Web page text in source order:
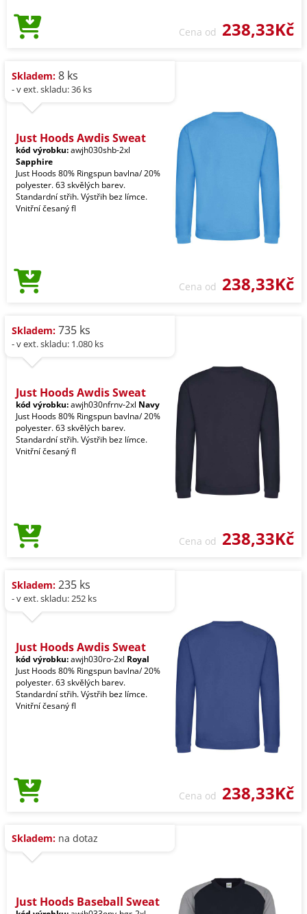
Cena od 238,33Kč
Skladem: 8 ks
- v ext. skladu: 36 ks
Just Hoods Awdis Sweat
kód výrobku:awjh030shb-2xl
Sapphire
Just Hoods 80% Ringspun bavlna/ 20%
polyester. 63 skvělých barev.
Standardní střih. Výstřih bez límce.
Vnitřní česaný fl
Cena od 238,33Kč
Skladem: 735 ks
- v ext. skladu: 1.080 ks
Just Hoods Awdis Sweat
kód výrobku:awjh030nfrnv-2xl Navy
Just Hoods 80% Ringspun bavlna/ 20%
polyester. 63 skvělých barev.
Standardní střih. Výstřih bez límce.
Vnitřní česaný fl
Cena od 238,33Kč
Skladem: 235 ks
- v ext. skladu: 252 ks
Just Hoods Awdis Sweat
kód výrobku:awjh030ro-2xl Royal
Just Hoods 80% Ringspun bavlna/ 20%
polyester. 63 skvělých barev.
Standardní střih. Výstřih bez límce.
Vnitřní česaný fl
Cena od 238,33Kč
Skladem: na dotaz
Just Hoods Baseball Sweat